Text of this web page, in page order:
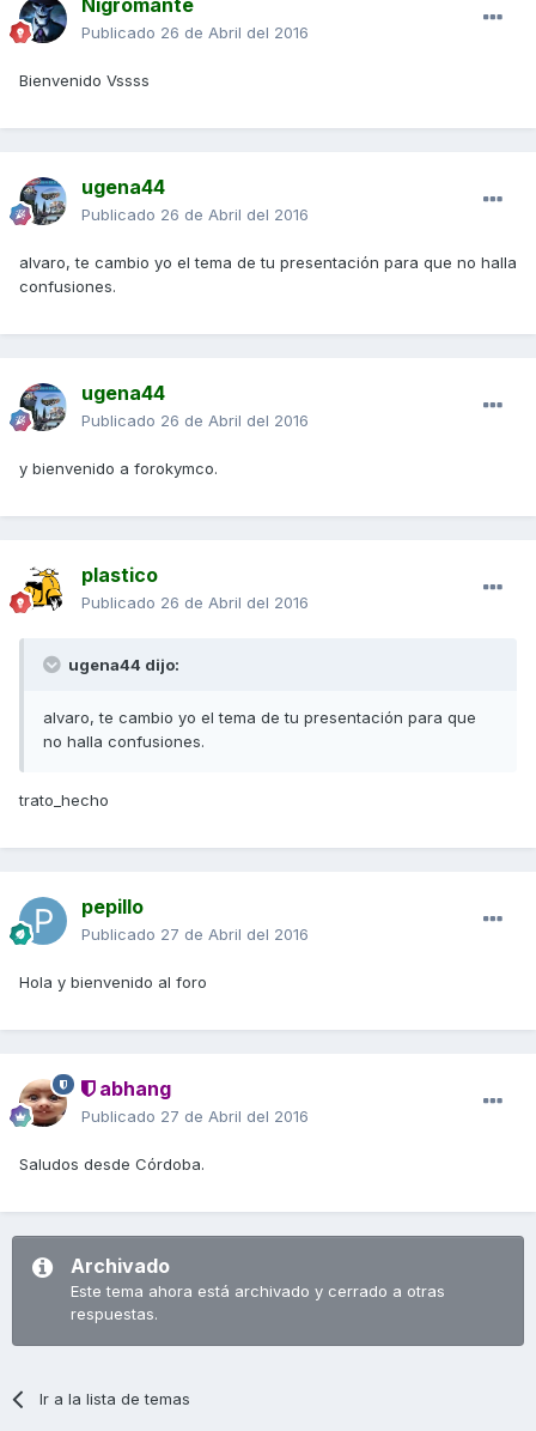
Publicado 26 de Abril del 2016
Bienvenido Vssss
ugena44
Publicado 26 de Abril del 2016
alvaro, te cambio yo el tema de tu presentación para que no halla
confusiones.
ugena44
Publicado 26 de Abril del 2016
y bienvenido a forokymco.
plastico
Publicado 26 de Abril del 2016
ugena44 dijo:
alvaro, te cambio yo el tema de tu presentación para que
no halla confusiones.
trato_hecho
pepillo
Publicado 27 de Abril del 2016
Hola y bienvenido al foro
abhang
Publicado 27 de Abril del 2016
Saludos desde Córdoba.
Archivado
Este tema ahora está archivado y cerrado a otras
respuestas.
Ir a la lista de temas